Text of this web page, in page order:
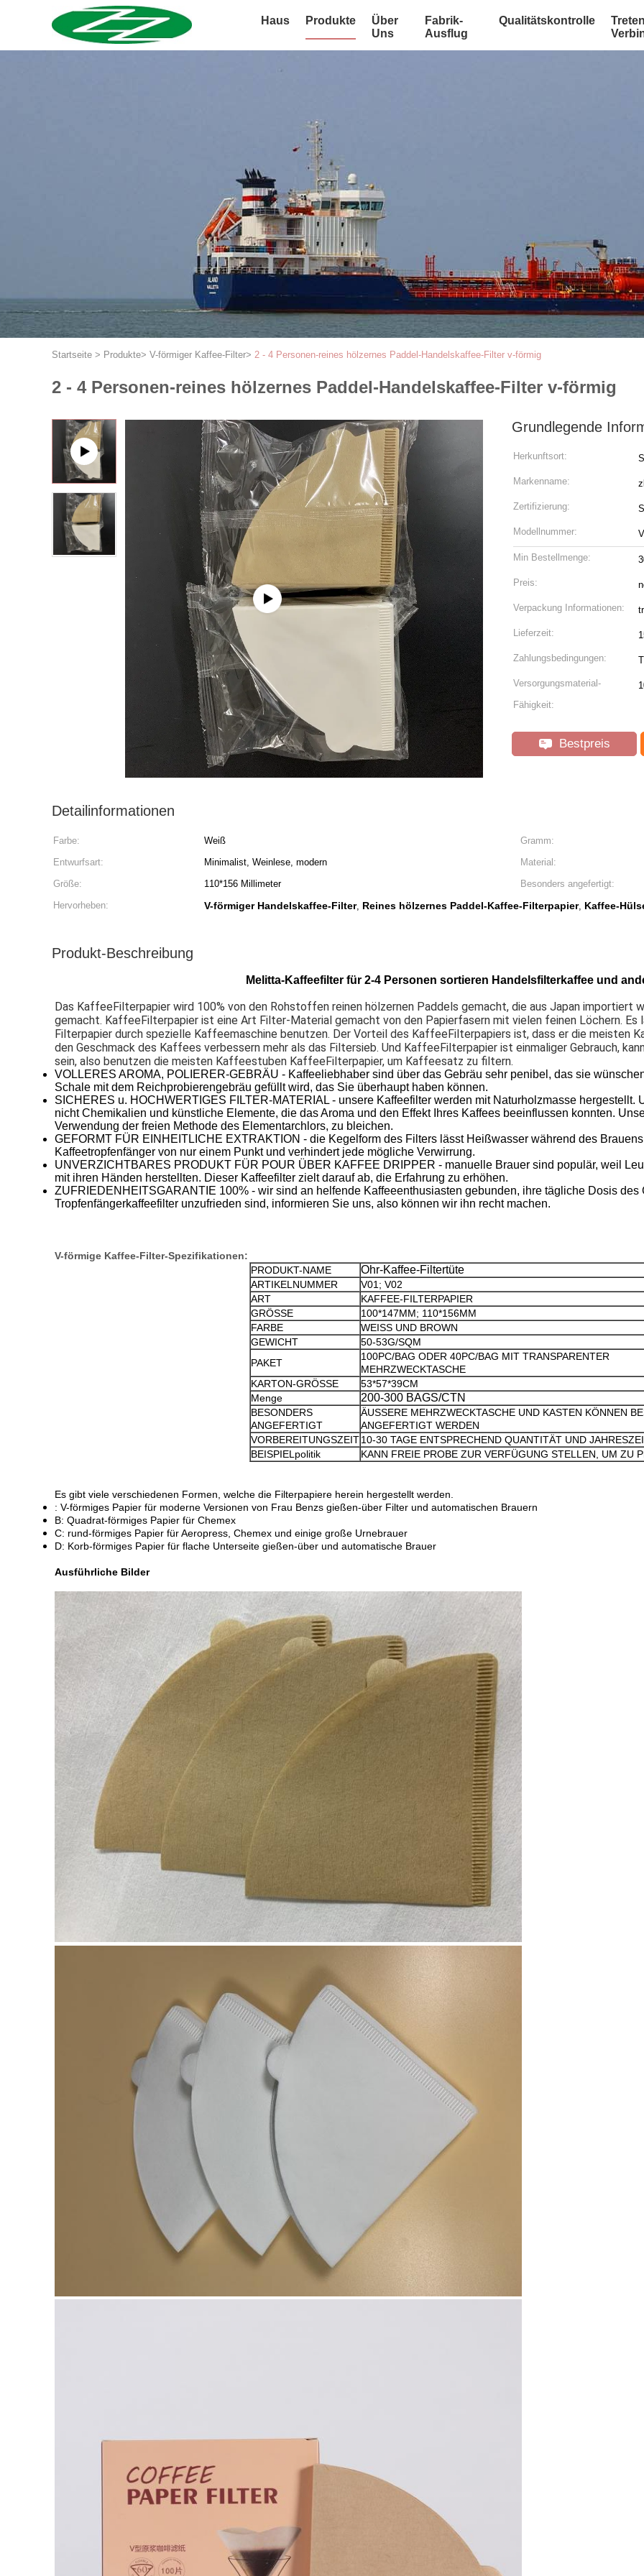
Haus Produkte
Über
Uns
Fabrik-
Ausflug
Qualitätskontrolle
Startseite > Produkte> V-förmiger Kaffee-Filter> 2 - 4 Personen-reines hölzernes Paddel-Handelskaffee-Filter v-förmig
2 - 4 Personen-reines hölzernes Paddel-Handelskaffee-Filter v-förmig
Grundlegende
Herkunftsort:
Markenname:
Zertifizierung:
Modellnummer: V
Min Bestellmenge:
Preis:
Verpackung Informationen:
Lieferzeit:
Zahlungsbedingungen:
Versorgungsmaterial-
Fähigkeit:
Bestpreis
Detailinformationen
Farbe: Weiß Gramm:
Entwurfsart:
Minimalist, Weinlese, modern Material:
Größe:
110*156 Millimeter Besonders angefertigt:
Hervorheben:
V-förmiger Handelskaffee-Filter, Reines hölzernes Paddel-Kaffee-Filterpapier, Kaffee-
Produkt-Beschreibung
Melitta-Kaffeefilter für 2-4 Personen sortieren Handelsfilterkaffee und
Das KaffeeFilterpapier wird 100% von den Rohstoffen reinen hölzernen Paddels gemacht, die aus Japan importiert
gemacht. KaffeeFilterpapier ist eine Art Filter-Material gemacht von den Papierfasern mit vielen feinen Löchern.
Filterpapier durch spezielle Kaffeemaschine benutzen. Der Vorteil des KaffeeFilterpapiers ist, dass er die meisten
den Geschmack des Kaffees verbessern mehr als das Filtersieb. Und KaffeeFilterpapier ist einmaliger Gebrauch,
sein, also benutzen die meisten Kaffeestuben KaffeeFilterpapier, um Kaffeesatz zu filtern.
VOLLERES AROMA, POLIERER-GEBRÄU - Kaffeeliebhaber sind über das Gebräu sehr penibel, das sie
Schale mit dem Reichprobierengebräu gefüllt wird, das Sie überhaupt haben können.
SICHERES u. HOCHWERTIGES FILTER-MATERIAL - unsere Kaffeefilter werden mit Naturholzmasse hergestellt.
nicht Chemikalien und künstliche Elemente, die das Aroma und den Effekt Ihres Kaffees beeinflussen konnten.
Verwendung der freien Methode des Elementarchlors, zu bleichen.
GEFORMT FÜR EINHEITLICHE EXTRAKTION - die Kegelform des Filters lässt Heißwasser während des
Kaffeetropfenfänger von nur einem Punkt und verhindert jede mögliche Verwirrung.
UNVERZICHTBARES PRODUKT FÜR POUR ÜBER KAFFEE DRIPPER - manuelle Brauer sind populär, weil
mit ihren Händen herstellten. Dieser Kaffeefilter zielt darauf ab, die Erfahrung zu erhöhen.
ZUFRIEDENHEITSGARANTIE 100% - wir sind an helfende Kaffeeenthusiasten gebunden, ihre tägliche Dosis
Tropfenfängerkaffeefilter unzufrieden sind, informieren Sie uns, also können wir ihn recht machen.
V-förmige Kaffee-Filter-Spezifikationen:
PRODUKT-NAME
Ohr-Kaffee-Filtertüte
ARTIKELNUMMER
V01; V02
ART
KAFFEE-FILTERPAPIER
GRÖSSE
100*147MM; 110*156MM
FARBE
WEISS UND BROWN
GEWICHT
50-53G/SQM
PAKET
100PC/BAG ODER 40PC/BAG MIT TRANSPARENTER
MEHRZWECKTASCHE
KARTON-GRÖSSE
53*57*39CM
Menge
200-300 BAGS/CTN
BESONDERS
ANGEFERTIGT
ÄUSSERE MEHRZWECKTASCHE UND KASTEN KÖNNEN
ANGEFERTIGT WERDEN
VORBEREITUNGSZEIT10-30 TAGE ENTSPRECHEND QUANTITÄT UND
BEISPIELpolitik
KANN FREIE PROBE ZUR VERFÜGUNG STELLEN, UM ZU
Es gibt viele verschiedenen Formen, welche die Filterpapiere herein hergestellt werden.
: V-förmiges Papier für moderne Versionen von Frau Benzs gießen-über Filter und automatischen Brauern
B: Quadrat-förmiges Papier für Chemex
C: rund-förmiges Papier für Aeropress, Chemex und einige große Urnebrauer
D: Korb-förmiges Papier für flache Unterseite gießen-über und automatische Brauer
Ausführliche Bilder